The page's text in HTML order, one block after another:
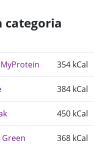
categoria
354 kCal
384 kCal
450 kCal
Green 368 kCal